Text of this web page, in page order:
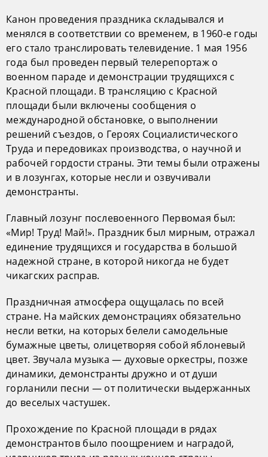
Канон проведения праздника складывался и
менялся в соответствии со временем, в 1960-е годы
его стало транслировать телевидение. 1 мая 1956
года был проведен первый телерепортаж о
военном параде и демонстрации трудящихся с
Красной площади. В трансляцию с Красной
площади были включены сообщения о
международной обстановке, о выполнении
решений съездов, о Героях Социалистического
Труда и передовиках производства, о научной и
рабочей гордости страны. Эти темы были отражены
и в лозунгах, которые несли и озвучивали
демонстранты.
Главный лозунг послевоенного Первомая был:
«Мир! Труд! Май!». Праздник был мирным, отражал
единение трудящихся и государства в большой
надежной стране, в которой никогда не будет
чикагских расправ.
Праздничная атмосфера ощущалась по всей
стране. На майских демонстрациях обязательно
несли ветки, на которых белели самодельные
бумажные цветы, олицетворяя собой яблоневый
цвет. Звучала музыка — духовые оркестры, позже
динамики, демонстранты дружно и от души
горланили песни — от политически выдержанных
до веселых частушек.
Прохождение по Красной площади в рядах
демонстрантов было поощрением и наградой,